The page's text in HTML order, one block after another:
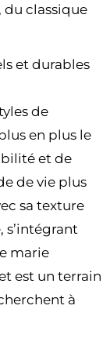
du classique
et durables
de
en plus le
et de
de vie plus
sa texture
s’intégrant
marie
est un terrain
à